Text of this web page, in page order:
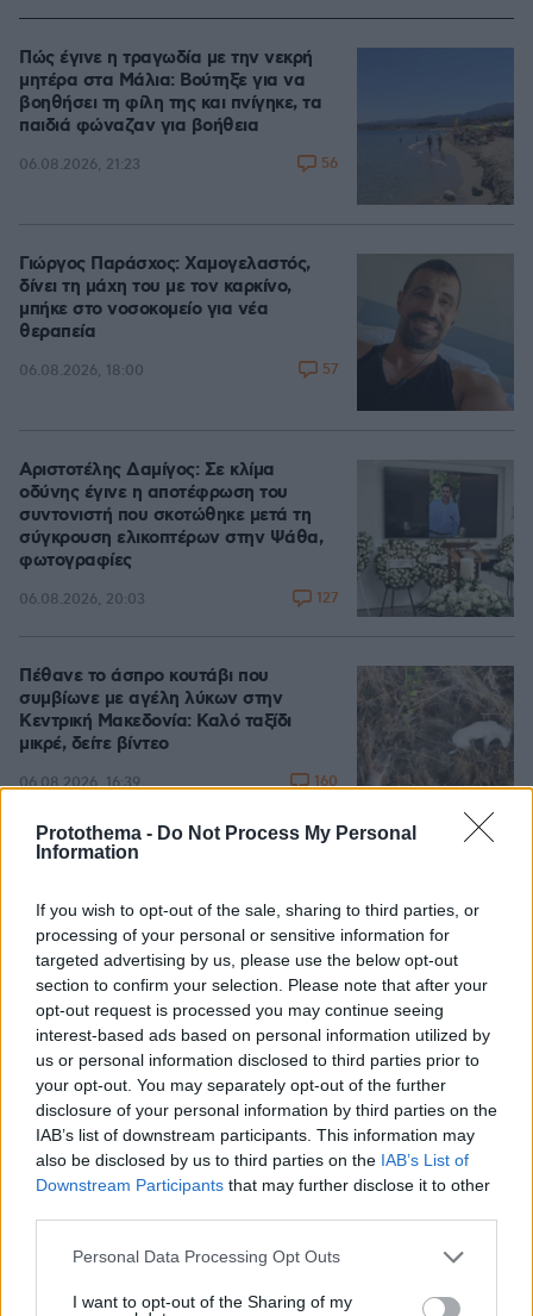
Protothema - Do Not Process My Personal
Information
If you wish to opt-out of the sale, sharing to third parties, or
processing of your personal or sensitive information for
targeted advertising by us, please use the below opt-out
section to confirm your selection. Please note that after your
opt-out request is processed you may continue seeing
interest-based ads based on personal information utilized by
us or personal information disclosed to third parties prior to
your opt-out. You may separately opt-out of the further
disclosure of your personal information by third parties on the
IAB’s list of downstream participants. This information may
also be disclosed by us to third parties on the IAB’s List of
Downstream Participants that may further disclose it to other
Please note that this website/app uses one or more Google
not limited to your visit or usage behaviour. You may click to
Personal Data Processing Opt Outs
I want to opt-out of the Sharing of my
Πώς έγινε η τραγωδία με την νεκρή
μητέρα στα Μάλια: Βούτηξε για να
βοηθήσει τη φίλη της και πνίγηκε, τα
παιδιά φώναζαν για βοήθεια
06.08.2026, 21:23 56
Γιώργος Παράσχος: Χαμογελαστός,
δίνει τη μάχη του με τον καρκίνο,
μπήκε στο νοσοκομείο για νέα
θεραπεία
06.08.2026, 18:00 57
Αριστοτέλης Δαμίγος: Σε κλίμα
οδύνης έγινε η αποτέφρωση του
συντονιστή που σκοτώθηκε μετά τη
σύγκρουση ελικοπτέρων στην Ψάθα,
φωτογραφίες
06.08.2026, 20:03 127
Πέθανε το άσπρο κουτάβι που
συμβίωνε με αγέλη λύκων στην
Κεντρική Μακεδονία: Καλό ταξίδι
μικρέ, δείτε βίντεο
06.08.2026, 16:39 160
κορωνοϊός; Άλλα έλεγε δημόσια ο
Φάουτσι και άλλα ιδιωτικά, αρνήθηκε
100 φορές να απαντήσει στο
Κογκρέσο
06.08.2026, 21:40 147
Αποχωρούν ακόμη δύο στελέχη από το
κόμμα της Καρυστιανού,
καταγγέλλουν έλλειψη διαλόγου
06.08.2026, 21:16 51